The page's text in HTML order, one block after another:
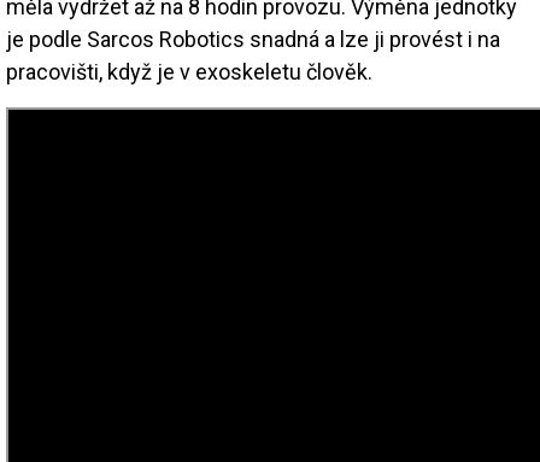
měla vydržet až na 8 hodin provozu. Výměna jednotky
je podle Sarcos Robotics snadná a lze ji provést i na
pracovišti, když je v exoskeletu člověk.